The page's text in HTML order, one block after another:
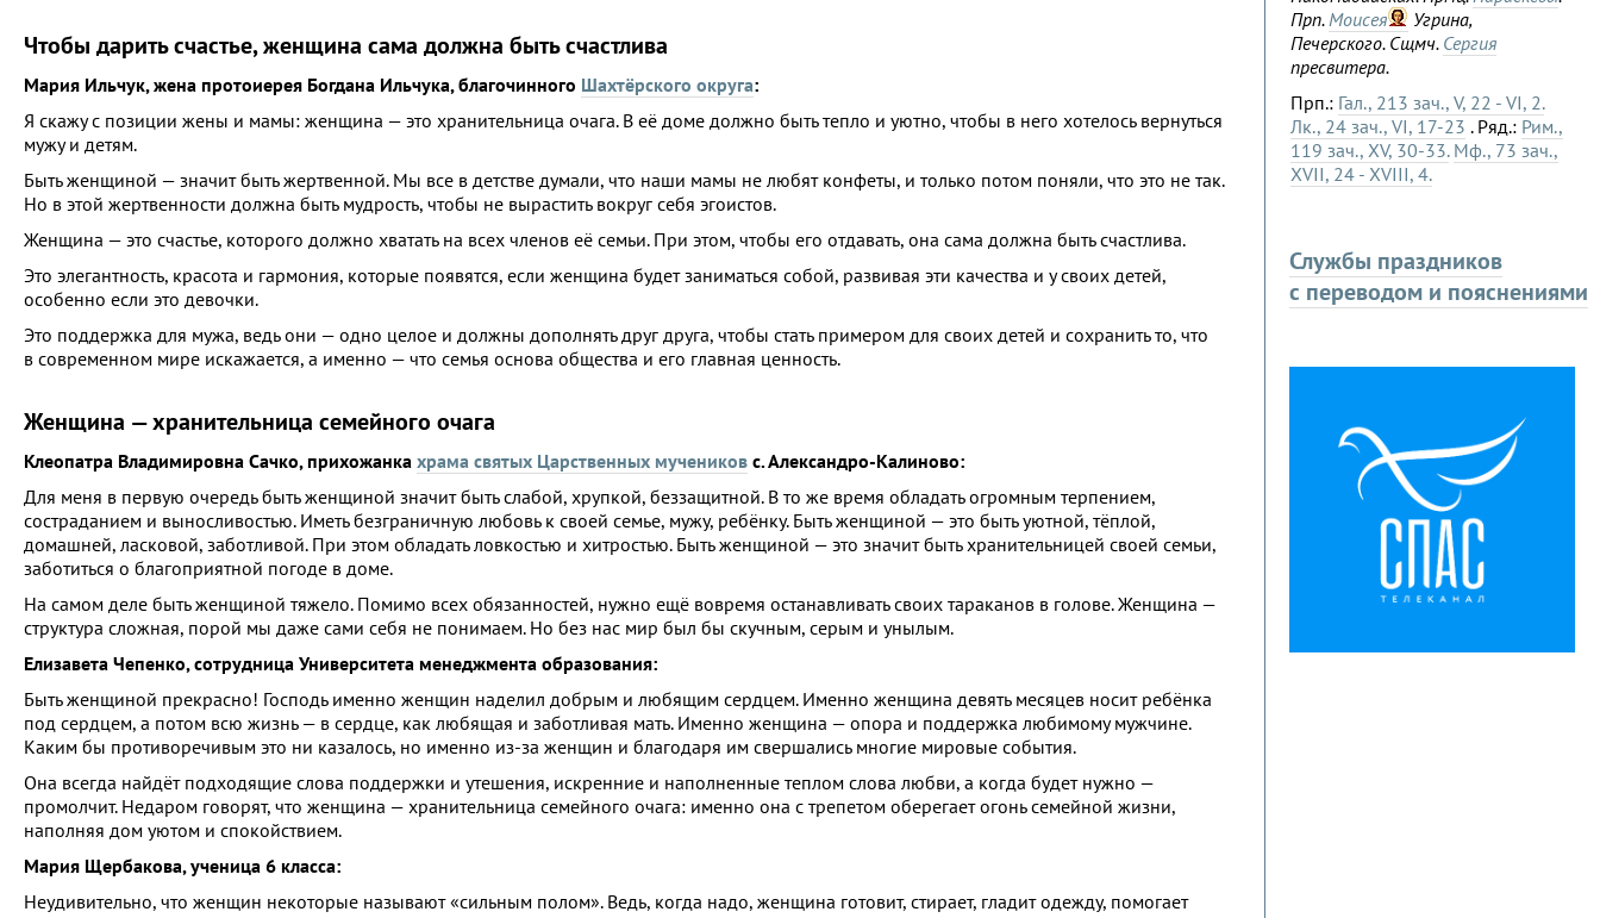
Чтобы дарить счастье, женщина сама должна быть счастлива
Мария Ильчук, жена протоиерея Богдана Ильчука, благочинного Шахтёрского округа:
Я скажу с позиции жены и мамы: женщина — это хранительница очага. В её доме должно быть тепло и уютно, чтобы в него хотелось вернуться
мужу и детям.
Быть женщиной — значит быть жертвенной. Мы все в детстве думали, что наши мамы не любят конфеты, и только потом поняли, что это не так.
Но в этой жертвенности должна быть мудрость, чтобы не вырастить вокруг себя эгоистов.
Женщина — это счастье, которого должно хватать на всех членов её семьи. При этом, чтобы его отдавать, она сама должна быть счастлива.
Это элегантность, красота и гармония, которые появятся, если женщина будет заниматься собой, развивая эти качества и у своих детей,
особенно если это девочки.
Это поддержка для мужа, ведь они — одно целое и должны дополнять друг друга, чтобы стать примером для своих детей и сохранить то, что
в современном мире искажается, а именно — что семья основа общества и его главная ценность.
Женщина — хранительница семейного очага
Клеопатра Владимировна Сачко, прихожанка храма святых Царственных мучеников с. Александро-Калиново:
Для меня в первую очередь быть женщиной значит быть слабой, хрупкой, беззащитной. В то же время обладать огромным терпением,
состраданием и выносливостью. Иметь безграничную любовь к своей семье, мужу, ребёнку. Быть женщиной — это быть уютной, тёплой,
домашней, ласковой, заботливой. При этом обладать ловкостью и хитростью. Быть женщиной — это значит быть хранительницей своей семьи,
заботиться о благоприятной погоде в доме.
На самом деле быть женщиной тяжело. Помимо всех обязанностей, нужно ещё вовремя останавливать своих тараканов в голове. Женщина —
структура сложная, порой мы даже сами себя не понимаем. Но без нас мир был бы скучным, серым и унылым.
Елизавета Чепенко, сотрудница Университета менеджмента образования:
Быть женщиной прекрасно! Господь именно женщин наделил добрым и любящим сердцем. Именно женщина девять месяцев носит ребёнка
под сердцем, а потом всю жизнь — в сердце, как любящая и заботливая мать. Именно женщина — опора и поддержка любимому мужчине.
Каким бы противоречивым это ни казалось, но именно из-за женщин и благодаря им свершались многие мировые события.
Она всегда найдёт подходящие слова поддержки и утешения, искренние и наполненные теплом слова любви, а когда будет нужно —
промолчит. Недаром говорят, что женщина — хранительница семейного очага: именно она с трепетом оберегает огонь семейной жизни,
наполняя дом уютом и спокойствием.
Мария Щербакова, ученица 6 класса:
Неудивительно, что женщин некоторые называют «сильным полом». Ведь, когда надо, женщина готовит, стирает, гладит одежду, помогает
Прп.Моисея
Угрина,
Печерского. Сщмч. Сергия
пресвитера.
Прп.: Гал., 213 зач., V, 22 - VI, 2.
Лк., 24 зач., VI, 17-23 . Ряд.: Рим.,
119 зач., XV, 30-33. Мф., 73 зач.,
XVII, 24 - XVIII, 4.
Службы праздников
с переводом и пояснениями